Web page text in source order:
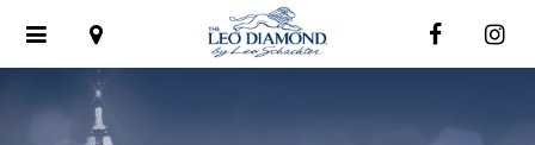
navigation